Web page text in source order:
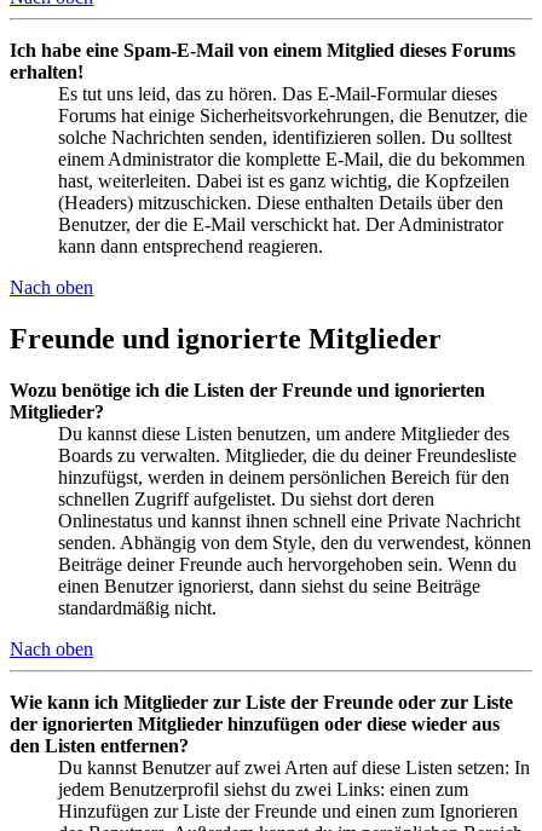
Ich habe eine Spam-E-Mail von einem Mitglied dieses Forums
erhalten!
Es tut uns leid, das zu hören. Das E-Mail-Formular dieses
Forums hat einige Sicherheitsvorkehrungen, die Benutzer, die
solche Nachrichten senden, identifizieren sollen. Du solltest
einem Administrator die komplette E-Mail, die du bekommen
hast, weiterleiten. Dabei ist es ganz wichtig, die Kopfzeilen
(Headers) mitzuschicken. Diese enthalten Details über den
Benutzer, der die E-Mail verschickt hat. Der Administrator
kann dann entsprechend reagieren.
Nach oben
Freunde und ignorierte Mitglieder
Wozu benötige ich die Listen der Freunde und ignorierten
Mitglieder?
Du kannst diese Listen benutzen, um andere Mitglieder des
Boards zu verwalten. Mitglieder, die du deiner Freundesliste
hinzufügst, werden in deinem persönlichen Bereich für den
schnellen Zugriff aufgelistet. Du siehst dort deren
Onlinestatus und kannst ihnen schnell eine Private Nachricht
senden. Abhängig von dem Style, den du verwendest, können
Beiträge deiner Freunde auch hervorgehoben sein. Wenn du
einen Benutzer ignorierst, dann siehst du seine Beiträge
standardmäßig nicht.
Nach oben
Wie kann ich Mitglieder zur Liste der Freunde oder zur Liste
der ignorierten Mitglieder hinzufügen oder diese wieder aus
den Listen entfernen?
Du kannst Benutzer auf zwei Arten auf diese Listen setzen: In
jedem Benutzerprofil siehst du zwei Links: einen zum
Hinzufügen zur Liste der Freunde und einen zum Ignorieren